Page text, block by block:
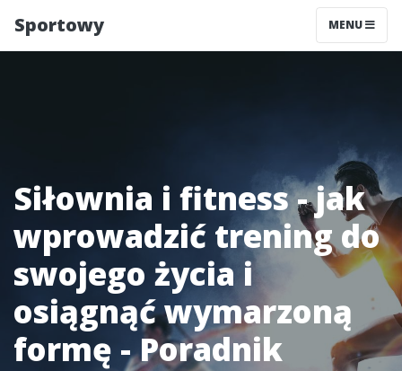
Sportowy MENU
Siłownia i fitness - jak
wprowadzić trening do
swojego życia i
osiągnąć wymarzoną
formę - Poradnik